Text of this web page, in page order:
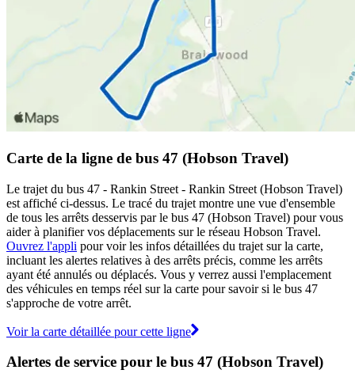
Carte de la ligne de bus 47 (Hobson Travel)
Le trajet du bus 47 - Rankin Street - Rankin Street (Hobson Travel)
est affiché ci-dessus. Le tracé du trajet montre une vue d'ensemble
de tous les arrêts desservis par le bus 47 (Hobson Travel) pour vous
aider à planifier vos déplacements sur le réseau Hobson Travel.
Ouvrez l'appli pour voir les infos détaillées du trajet sur la carte,
incluant les alertes relatives à des arrêts précis, comme les arrêts
ayant été annulés ou déplacés. Vous y verrez aussi l'emplacement
des véhicules en temps réel sur la carte pour savoir si le bus 47
s'approche de votre arrêt.
Voir la carte détaillée pour cette ligne
Alertes de service pour le bus 47 (Hobson Travel)